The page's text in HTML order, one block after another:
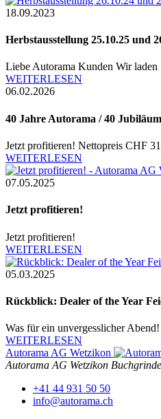
18.09.2023
Herbstausstellung 25.10.25 und
Liebe Autorama Kunden Wir
WEITERLESEN
06.02.2026
40 Jahre Autorama / 40
Jetzt profitieren! Nettopreis CHF
WEITERLESEN
07.05.2025
Jetzt profitieren!
Jetzt profitieren!
WEITERLESEN
05.03.2025
Rückblick: Dealer of the Year
Was für ein unvergesslicher
WEITERLESEN
Autorama AG Wetzikon
Autorama AG Wetzikon
+41 44 931 50 50
info@autorama.ch